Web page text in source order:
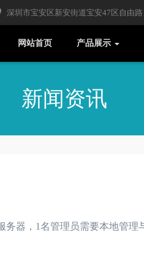
深圳市宝安区新安街道宝安47区自由
网站首页 产品展示
新闻资讯
器，1名管理员需要本地管理